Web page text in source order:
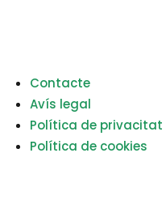
Contacte
Avís legal
Política de privacitat
Política de cookies